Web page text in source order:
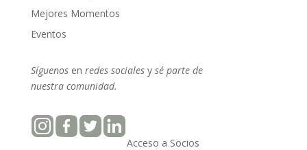
Mejores Momentos
Eventos
Síguenosen redes socialesy sé parte de
nuestracomunidad.
Acceso a Socios